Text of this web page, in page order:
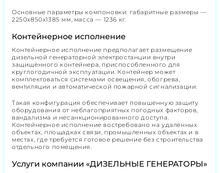
Основные параметры компоновки: габаритные размеры —
2250х850х1385 мм, масса — 1236 кг.
Контейнерное исполнение
Контейнерное исполнение предполагает размещение
дизельной генераторной электростанции внутри
защищённого контейнера, приспособленного для
круглогодичной эксплуатации. Контейнер может
комплектоваться системами освещения, обогрева,
вентиляции и автоматической пожарной сигнализации.
Такая конфигурация обеспечивает повышенную защиту
оборудования от неблагоприятных погодных факторов,
вандализма и несанкционированного доступа.
Контейнерное исполнение востребовано на удалённых
объектах, площадках связи, промышленных объектах и в
местах, где требуется готовое решение без строительства
отдельного помещения.
Услуги компании «ДИЗЕЛЬНЫЕ ГЕНЕРАТОРЫ»